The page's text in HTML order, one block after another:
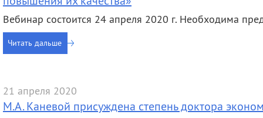
Вебинар состоится 24 апреля 2020 г. Необходима
Читать дальше
21 апреля 2020
М.А. Каневой присуждена степень доктора